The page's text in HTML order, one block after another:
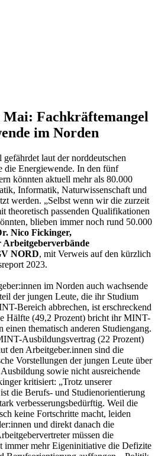
Fachkräftemangel
im Norden
laut der norddeutschen
die Energiewende. In den fünf
könnten aktuell mehr als 80.000
Informatik, Naturwissenschaft und
werden. „Selbst wenn wir die zurzeit
theoretisch passenden Qualifikationen
blieben immer noch rund 50.000
Nico Fickinger,
Arbeitgeberverbände
NORD, mit Verweis auf den kürzlich
2023.
im Norden auch wachsende
der jungen Leute, die ihr Studium
Bereich abbrechen, ist erschreckend
Hälfte (49,2 Prozent) bricht ihr MINT-
einen thematisch anderen Studiengang.
Ausbildungsvertrag (22 Prozent)
den Arbeitgeber.innen sind die
Vorstellungen der jungen Leute über
sowie nicht ausreichende
kritisiert: „Trotz unserer
die Berufs- und Studienorientierung
verbesserungsbedürftig. Weil die
keine Fortschritte macht, leiden
und direkt danach die
müssen die
immer mehr Eigeninitiative die Defizite